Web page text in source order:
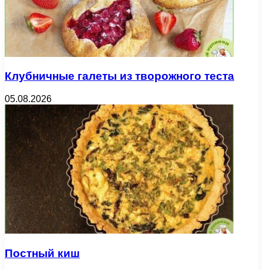
Клубничные галеты из творожного теста
05.08.2026
Постный киш